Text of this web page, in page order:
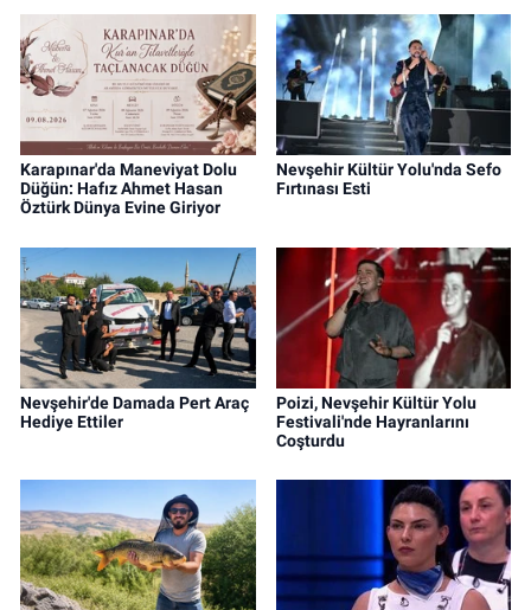
Karapınar'da Maneviyat Dolu
Düğün: Hafız Ahmet Hasan
Öztürk Dünya Evine Giriyor
Nevşehir Kültür Yolu'nda Sefo
Fırtınası Esti
Nevşehir'de Damada Pert Araç
Hediye Ettiler
Poizi, Nevşehir Kültür Yolu
Festivali'nde Hayranlarını
Coşturdu